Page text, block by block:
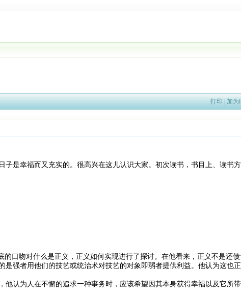
打印 | 加为
子是幸福而又充实的。很高兴在这儿认识大家。初次读书，书目上、读书
口吻对什么是正义，正义如何实现进行了探讨。在他看来，正义不是还
是强者用他们的技艺或统治术对技艺的对象即弱者提供利益。他认为这也
他认为人在不懈的追求一种事务时，应该希望因其本身获得幸福以及它所